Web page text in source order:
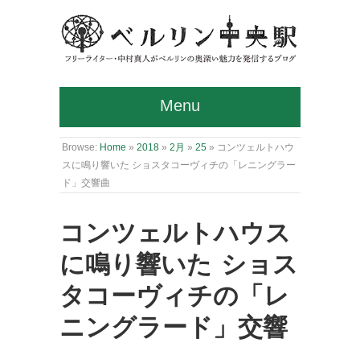
Menu
Browse: Home » 2018 » 2月 » 25 » コンツェルトハウ
スに鳴り響いた ショスタコーヴィチの「レニングラー
ド」交響曲
コンツェルトハウス
に鳴り響いた ショス
タコーヴィチの「レ
ニングラード」交響